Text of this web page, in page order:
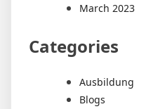
March 2023
Categories
Ausbildung
Blogs